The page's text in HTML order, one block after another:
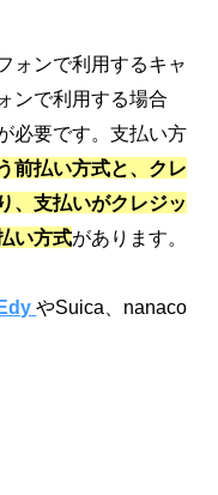
ォンで利用するキャ
ンで利用する場合
必要です。支払い方
前払い方式と、クレ
、支払いがクレジッ
い方式があります。
やSuica、nanaco